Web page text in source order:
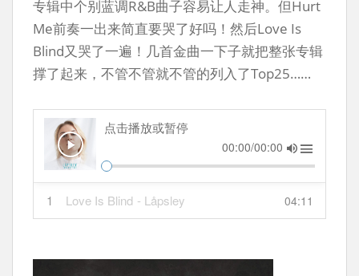
专辑中个别蓝调R&B曲子容易让人走神。但Hurt
Me前奏一出来简直要哭了好吗！然后Love Is
Blind又哭了一遍！几首金曲一下子就把整张专辑
撑了起来，不管不管就不管的列入了Top25……
点击播放或暂停
00:00/00:00
1 Love Is Blind - Låpsley 04:11